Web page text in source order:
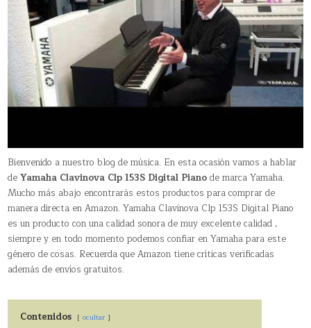
Bienvenido a nuestro blog de música. En esta ocasión vamos a hablar
deYamaha Clavinova Clp 153S Digital Pianode marca Yamaha.
Mucho más abajo encontrarás estos productos para comprar de
manera directa en Amazon. Yamaha Clavinova Clp 153S Digital Piano
es un producto con una calidad sonora de muy excelente calidad ,
siempre y en todo momento podemos confiar en Yamaha para este
género de cosas. Recuerda que Amazon tiene críticas verificadas
además de envíos gratuitos.
Contenidos ocultar